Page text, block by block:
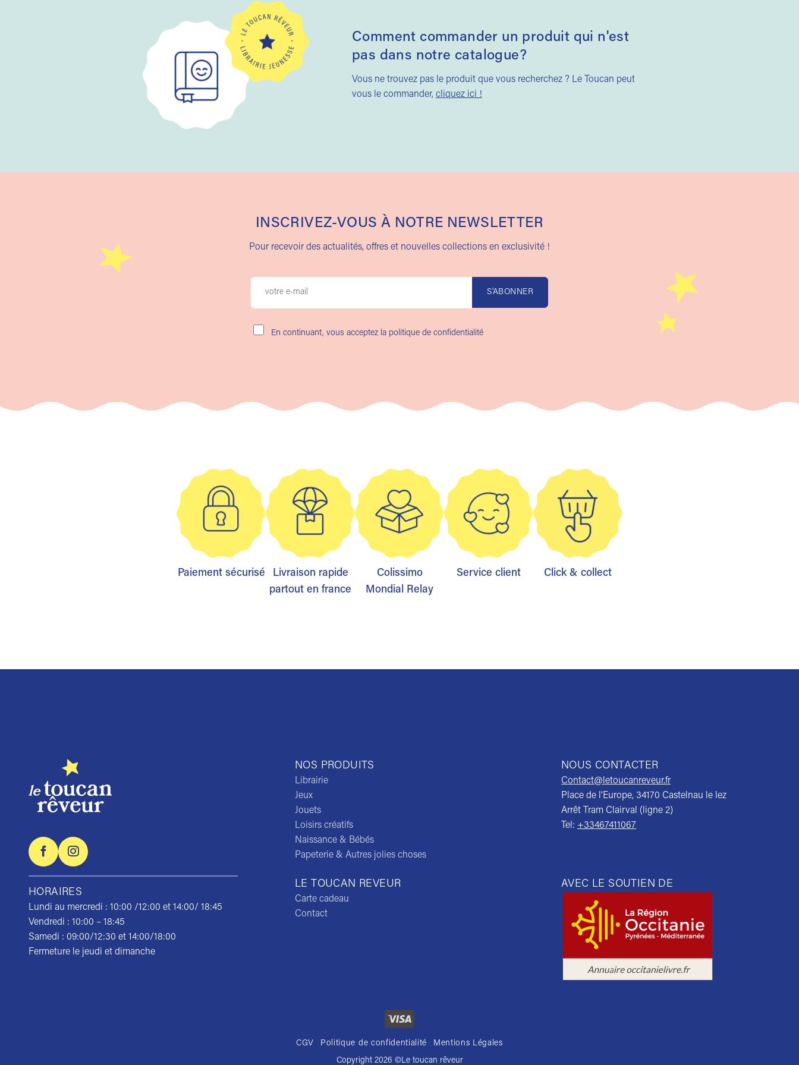
Comment commander un produit qui n'est
pas dans notre catalogue?
Vous ne trouvez pas le produit que vous recherchez ? Le Toucan peut
vous le commander, cliquez ici !
INSCRIVEZ-VOUS À NOTRE NEWSLETTER
Pour recevoir des actualités, offres et nouvelles collections en exclusivité !
En continuant, vous acceptez la politique de confidentialité
Paiement sécurisé
Livraison rapide
partout en france
Colissimo
Mondial Relay
Service client Click & collect
NOS PRODUITS
Librairie
Jeux
Jouets
Loisirs créatifs
Naissance & Bébés
Papeterie & Autres jolies choses
NOUS CONTACTER
Contact@letoucanreveur.fr
Place de l’Europe, 34170 Castelnau le lez
Arrêt Tram Clairval (ligne 2)
Tel: +33467411067
HORAIRES
Lundi au mercredi : 10:00 /12:00 et 14:00/ 18:45
Vendredi : 10:00 – 18:45
Samedi : 09:00/12:30 et 14:00/18:00
Fermeture le jeudi et dimanche
LE TOUCAN REVEUR
Carte cadeau
Contact
AVEC LE SOUTIEN DE
CGV Politique de confidentialité Mentions Légales
Copyright 2026 ©Le toucan rêveur